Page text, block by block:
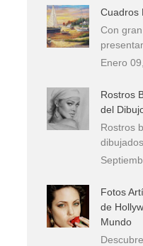
Cuadros
Con
Enero
Rostros
del
Rostros
Fotos
de
Mundo